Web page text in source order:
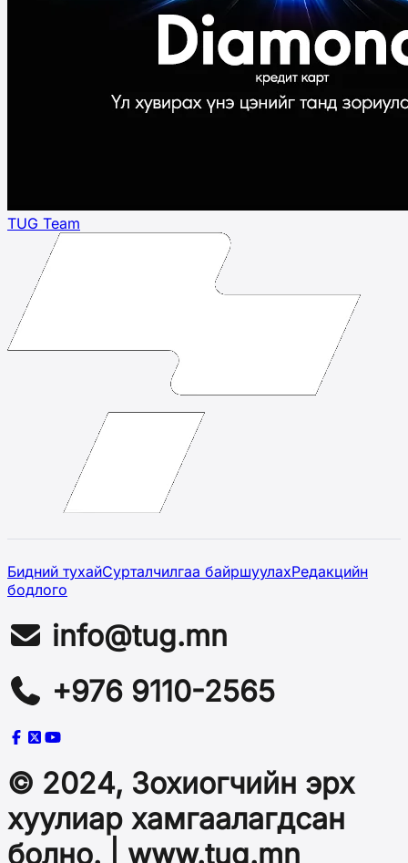
TUG Team
Бидний тухайСурталчилгаа байршуулахРедакцийн
бодлого
info@tug.mn
+976 9110-2565
© 2024, Зохиогчийн эрх
хуулиар хамгаалагдсан
болно. | www.tug.mn